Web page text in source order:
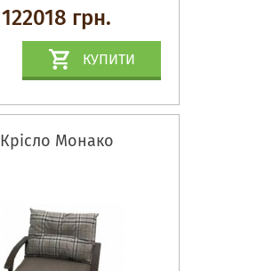
122018 грн.
КУПИТИ
Крісло Монако